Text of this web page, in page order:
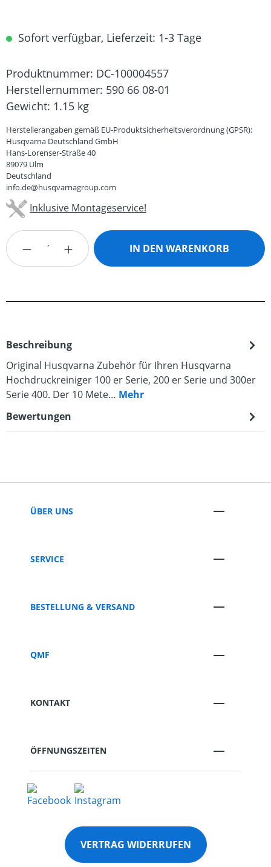
Sofort verfügbar, Lieferzeit: 1-3 Tage
Produktnummer: DC-100004557
Herstellernummer: 590 66 08-01
Gewicht: 1.15 kg
Herstellerangaben gemäß EU-Produktsicherheitsverordnung (GPSR):
Husqvarna Deutschland GmbH
Hans-Lorenser-Straße 40
89079 Ulm
Deutschland
info.de@husqvarnagroup.com
Inklusive Montageservice!
Produkt Anzahl: Gib den gewünschten
IN DEN WARENKORB
Beschreibung
Original Husqvarna Zubehör für Ihren Husqvarna
Hochdruckreiniger 100 er Serie, 200 er Serie und 300er
Serie 400. Der 10 Mete… Mehr
Bewertungen
ÜBER UNS
SERVICE
BESTELLUNG & VERSAND
QMF
KONTAKT
ÖFFNUNGSZEITEN
VERTRAG WIDERRUFEN